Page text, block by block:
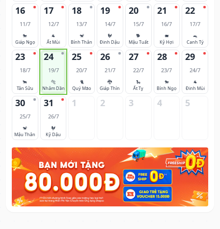
16
11/7
🐎
Giáp Ngọ
17
12/7
🐐
Ất Mùi
18
13/7
🐒
Bính Thân
19
14/7
🐓
Đinh Dậu
20
15/7
🐕
Mậu Tuất
21
16/7
🐖
Kỷ Hợi
22
17/7
🐀
Canh Tý
23
18/7
🐂
Tân Sửu
24
19/7
🐅
Nhâm Dần
25
20/7
🐈
Quý Mão
26
21/7
🐉
Giáp Thìn
27
22/7
🐍
Ất Tỵ
28
23/7
🐎
Bính Ngọ
29
24/7
🐐
Đinh Mùi
30
25/7
🐒
Mậu Thân
31
26/7
🐓
Kỷ Dậu
1 2 3 4 5